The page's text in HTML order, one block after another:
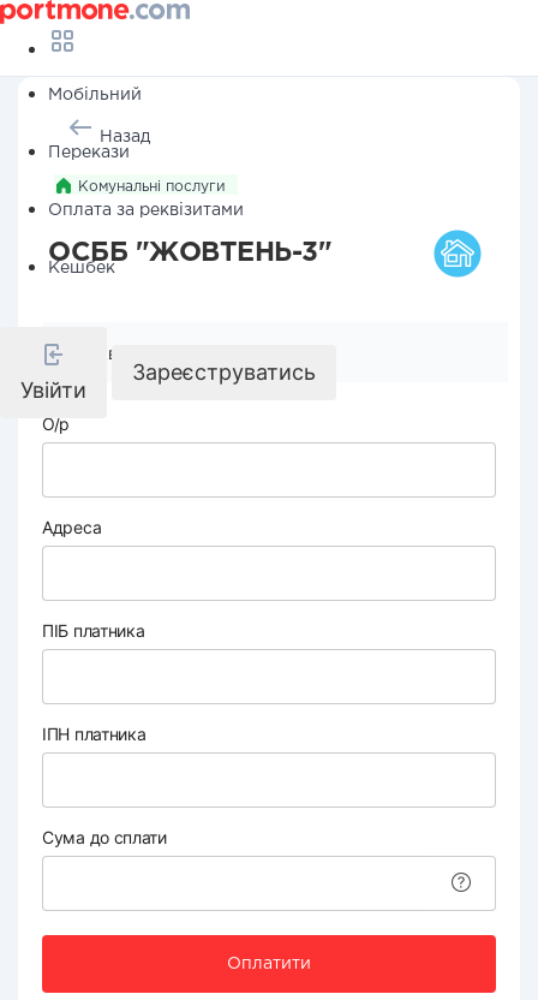
Мобільний
Перекази
Оплата за реквізитами
Кешбек
Увійти
Зареєструватись
Назад
Комунальні послуги
ОСББ "ЖОВТЕНЬ-3"
Реквізити компанії
О/р
Адреса
ПІБ платника
ІПН платника
Сума до сплати
Оплатити